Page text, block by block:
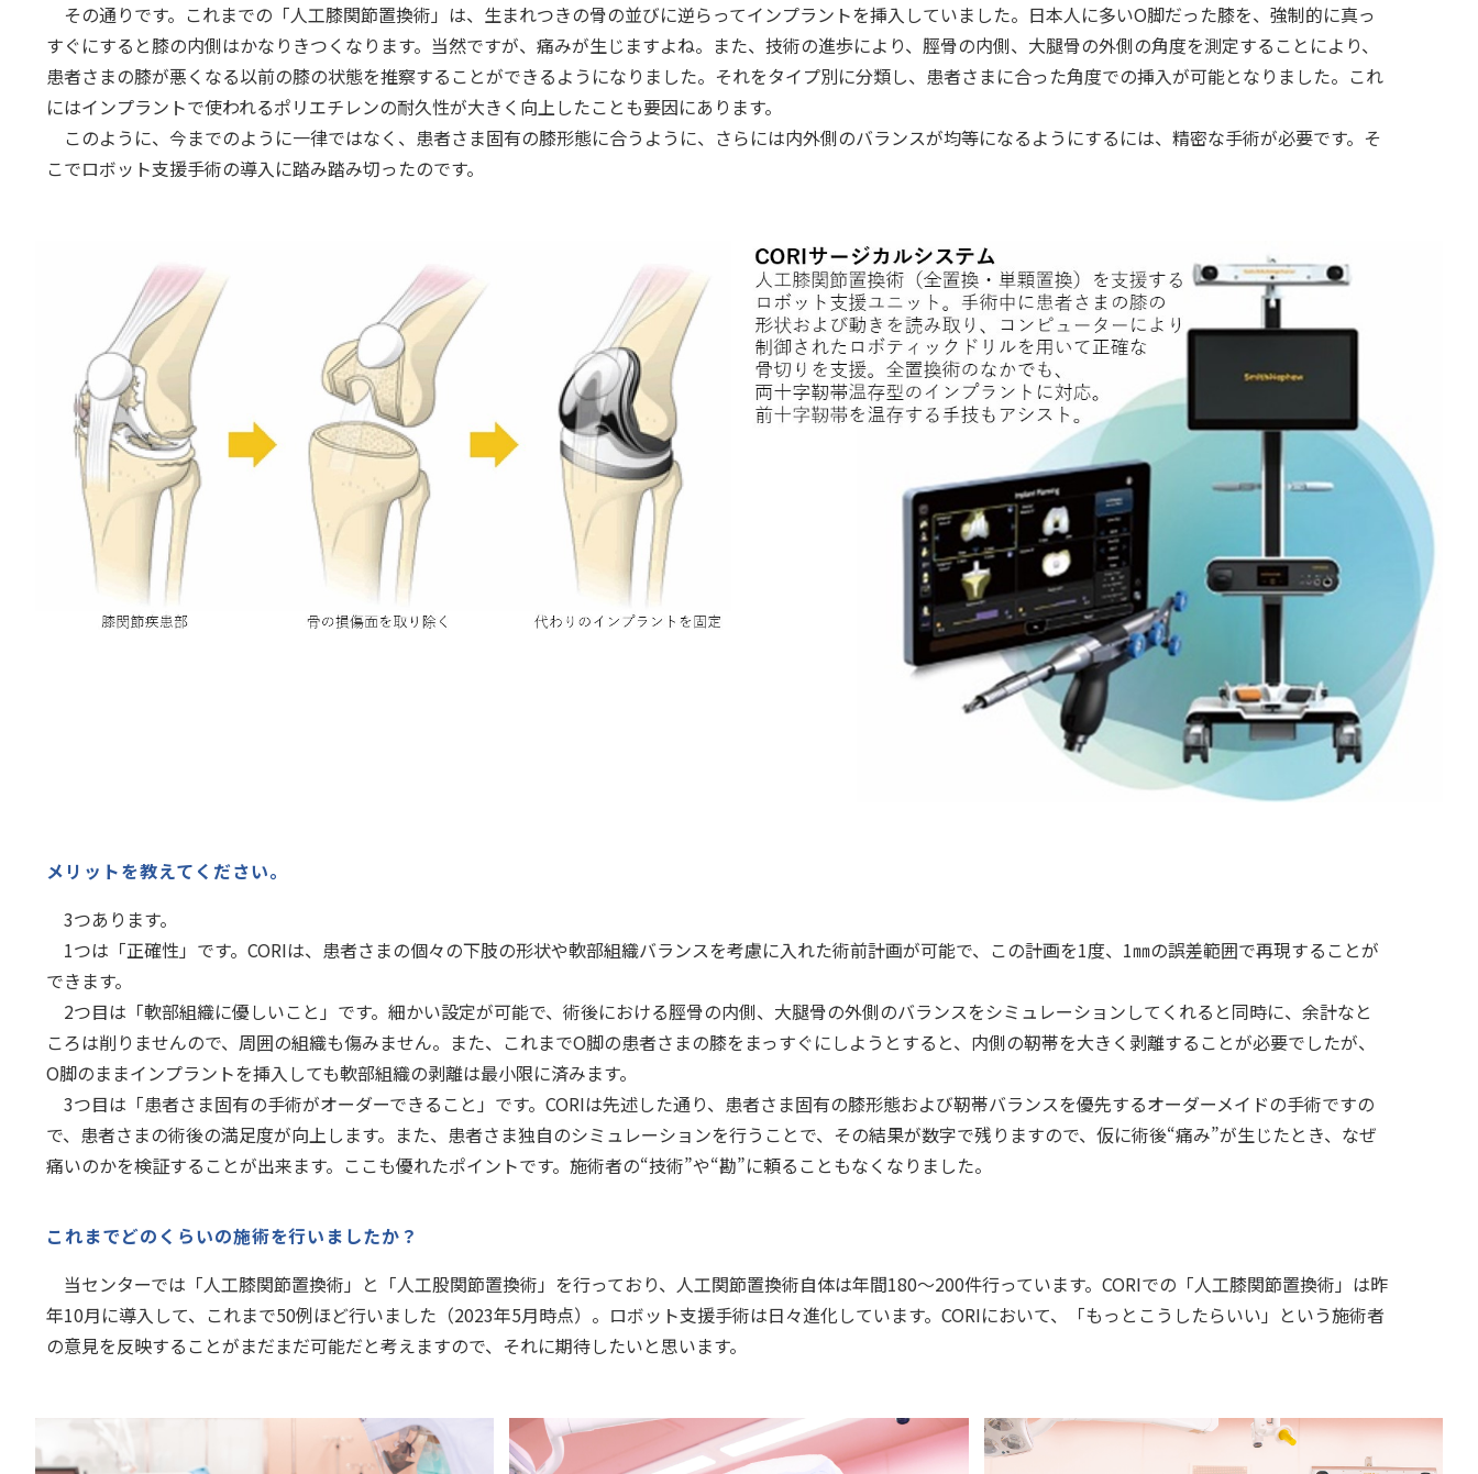
その通りです。これまでの「人工膝関節置換術」は、生まれつきの骨の並びに逆らってインプラントを挿入していました。日本人に多いO脚だった膝を、強制的に真っ
すぐにすると膝の内側はかなりきつくなります。当然ですが、痛みが生じますよね。また、技術の進歩により、脛骨の内側、大腿骨の外側の角度を測定することにより、
患者さまの膝が悪くなる以前の膝の状態を推察することができるようになりました。それをタイプ別に分類し、患者さまに合った角度での挿入が可能となりました。これ
にはインプラントで使われるポリエチレンの耐久性が大きく向上したことも要因にあります。
このように、今までのように一律ではなく、患者さま固有の膝形態に合うように、さらには内外側のバランスが均等になるようにするには、精密な手術が必要です。そ
こでロボット支援手術の導入に踏み踏み切ったのです。
メリットを教えてください。
3つあります。
1つは「正確性」です。CORIは、患者さまの個々の下肢の形状や軟部組織バランスを考慮に入れた術前計画が可能で、この計画を1度、1㎜の誤差範囲で再現することが
できます。
2つ目は「軟部組織に優しいこと」です。細かい設定が可能で、術後における脛骨の内側、大腿骨の外側のバランスをシミュレーションしてくれると同時に、余計なと
ころは削りませんので、周囲の組織も傷みません。また、これまでO脚の患者さまの膝をまっすぐにしようとすると、内側の靭帯を大きく剥離することが必要でしたが、
O脚のままインプラントを挿入しても軟部組織の剥離は最小限に済みます。
3つ目は「患者さま固有の手術がオーダーできること」です。CORIは先述した通り、患者さま固有の膝形態および靭帯バランスを優先するオーダーメイドの手術ですの
で、患者さまの術後の満足度が向上します。また、患者さま独自のシミュレーションを行うことで、その結果が数字で残りますので、仮に術後“痛み”が生じたとき、なぜ
痛いのかを検証することが出来ます。ここも優れたポイントです。施術者の“技術”や“勘”に頼ることもなくなりました。
これまでどのくらいの施術を行いましたか？
当センターでは「人工膝関節置換術」と「人工股関節置換術」を行っており、人工関節置換術自体は年間180～200件行っています。CORIでの「人工膝関節置換術」は昨
年10月に導入して、これまで50例ほど行いました（2023年5月時点）。ロボット支援手術は日々進化しています。CORIにおいて、「もっとこうしたらいい」という施術者
の意見を反映することがまだまだ可能だと考えますので、それに期待したいと思います。